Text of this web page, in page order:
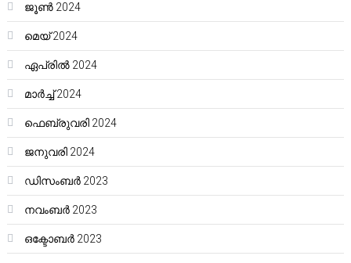
ജൂൺ 2024
മെയ്‌ 2024
ഏപ്രിൽ 2024
മാർച്ച്‌ 2024
ഫെബ്രുവരി 2024
ജനുവരി 2024
ഡിസംബർ 2023
നവംബർ 2023
ഒക്ടോബർ 2023